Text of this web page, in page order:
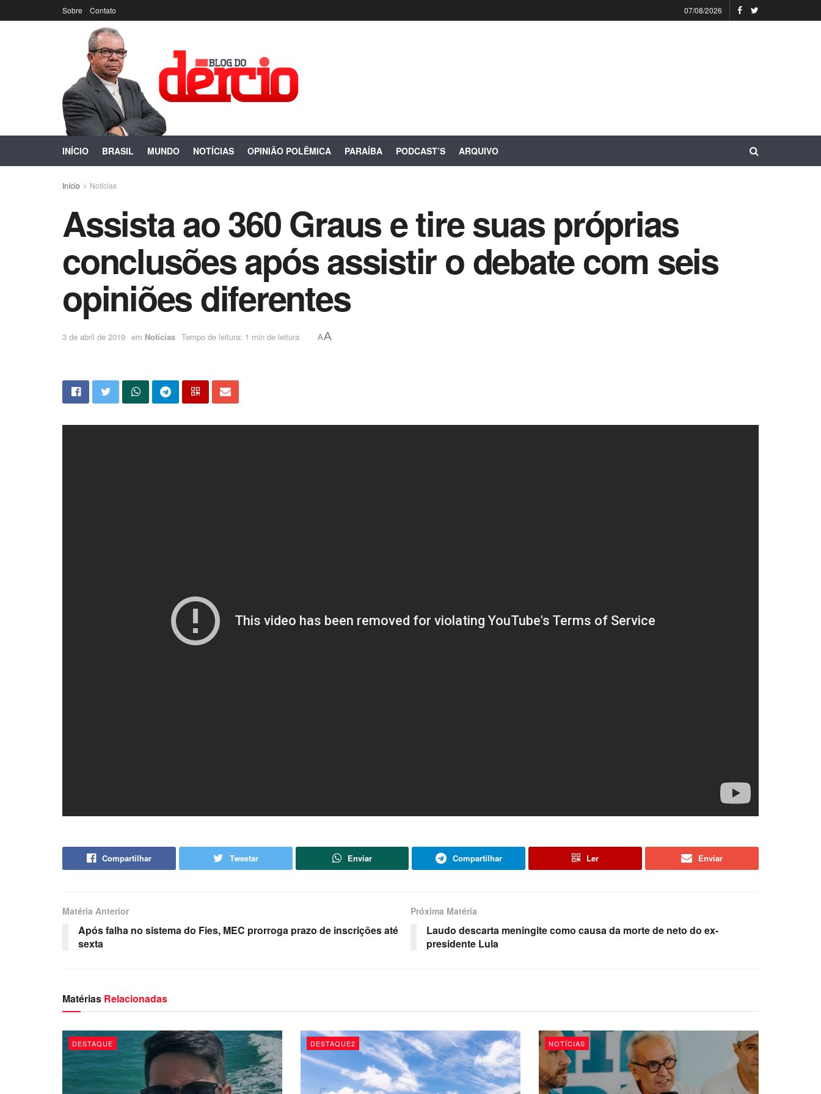
Sobre Contato 07/08/2026
INÍCIO BRASIL MUNDO NOTÍCIAS OPINIÃO POLÊMICA PARAÍBA PODCAST’S ARQUIVO
Início Notícias
Assista ao 360 Graus e tire suas próprias
conclusões após assistir o debate com seis
opiniões diferentes
3 de abril de 2019 em Notícias Tempo de leitura: 1 min de leitura AA
Compartilhar Tweetar Enviar Compartilhar Ler Enviar
Matéria Anterior
Após falha no sistema do Fies, MEC prorroga prazo de inscrições até
sexta
Próxima Matéria
Laudo descarta meningite como causa da morte de neto do ex-
presidente Lula
Matérias Relacionadas
DESTAQUE DESTAQUE2 NOTÍCIAS